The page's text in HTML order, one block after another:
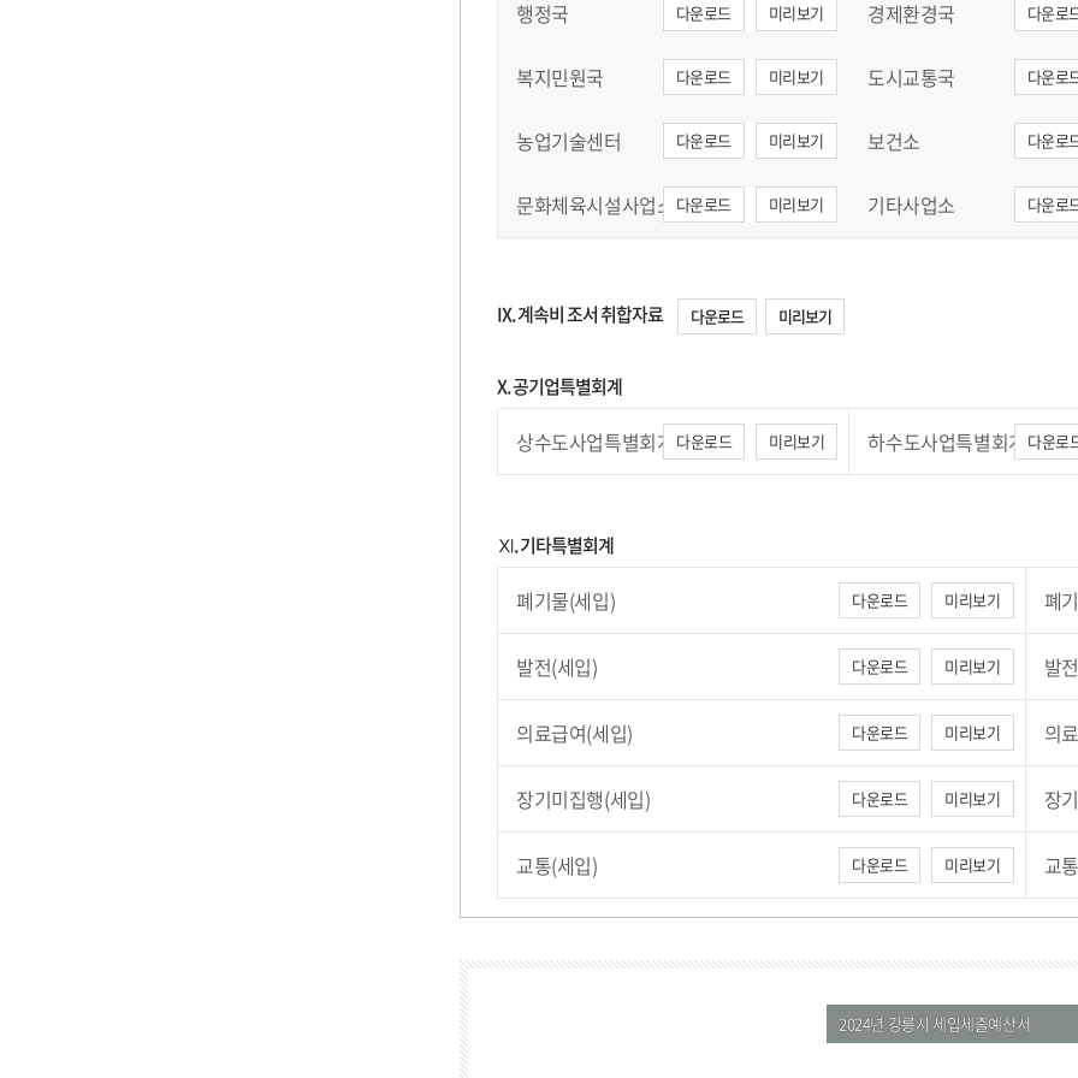
행정국 다운로드 미리보기 경제환경국 다운로
복지민원국 다운로드 미리보기 도시교통국 다운로
농업기술센터 다운로드 미리보기 보건소 다운로
문화체육시설사업소 다운로드 미리보기 기타사업소 다운로
IX. 계속비 조서 취합자료 다운로드 미리보기
X. 공기업특별회계
상수도사업특별회계 다운로드 미리보기 하수도사업특별회계 다운로
Ⅺ. 기타특별회계
폐기물(세입) 다운로드 미리보기 폐
발전(세입) 다운로드 미리보기 발
의료급여(세입) 다운로드 미리보기 의
장기미집행(세입) 다운로드 미리보기 장
교통(세입) 다운로드 미리보기 교
2024년 강릉시 세입세출예산서